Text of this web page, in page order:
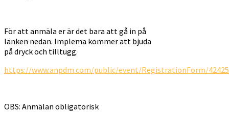
För att anmäla er är det bara att gå in på
länken nedan. Implema kommer att bjuda
på dryck och tilltugg.
https://www.anpdm.com/public/event/RegistrationForm/
OBS: Anmälan obligatorisk